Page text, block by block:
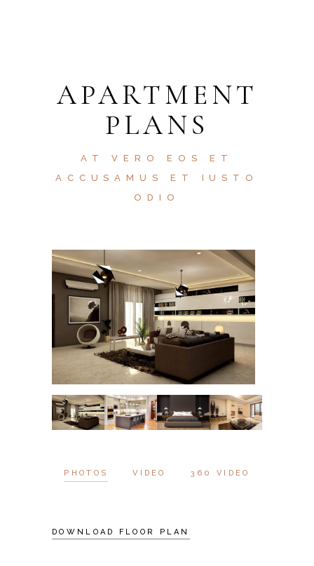
APARTMENT
PLANS
AT VERO EOS ET
ACCUSAMUS ET IUSTO
ODIO
PHOTOS VIDEO 360 VIDEO
DOWNLOAD FLOOR PLAN